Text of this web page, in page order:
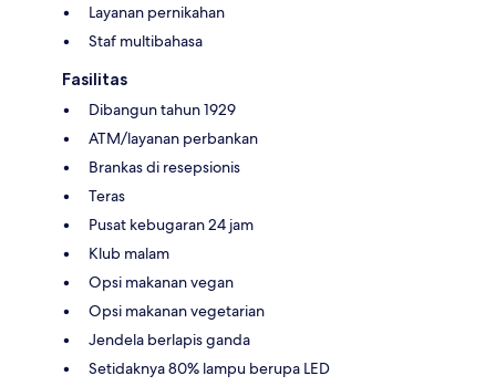
Layanan pernikahan
Staf multibahasa
Fasilitas
Dibangun tahun 1929
ATM/layanan perbankan
Brankas di resepsionis
Teras
Pusat kebugaran 24 jam
Klub malam
Opsi makanan vegan
Opsi makanan vegetarian
Jendela berlapis ganda
Setidaknya 80% lampu berupa LED